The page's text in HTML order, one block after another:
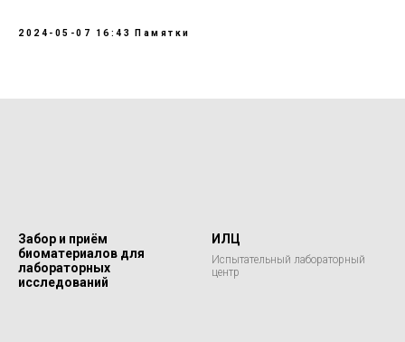
2024-05-07 16:43 Памятки
Забор и приём
биоматериалов для
лабораторных
исследований
ИЛЦ
Испытательный лабораторный
центр